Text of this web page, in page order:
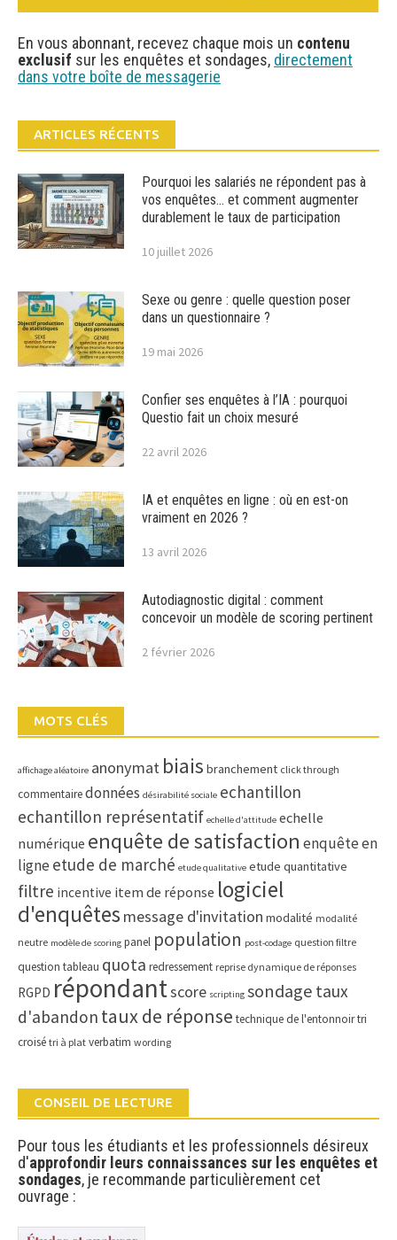
En vous abonnant, recevez chaque mois un contenu
exclusif sur les enquêtes et sondages, directement
dans votre boîte de messagerie
ARTICLES RÉCENTS
Pourquoi les salariés ne répondent pas à
vos enquêtes… et comment augmenter
durablement le taux de participation
10 juillet 2026
Sexe ou genre : quelle question poser
dans un questionnaire ?
19 mai 2026
Confier ses enquêtes à l’IA : pourquoi
Questio fait un choix mesuré
22 avril 2026
IA et enquêtes en ligne : où en est-on
vraiment en 2026 ?
13 avril 2026
Autodiagnostic digital : comment
concevoir un modèle de scoring pertinent
2 février 2026
MOTS CLÉS
affichage aléatoire anonymat biais branchement click through
commentairedonnées désirabilité sociale echantillon
echantillon représentatif echelle d'attitude echelle
numérique enquête de satisfaction enquête en
ligneetude de marché etude qualitative etude quantitative
filtre incentive item de réponse logiciel
d'enquêtes message d'invitation modalité modalité
neutre modèle de scoring panel population post-codage question filtre
question tableau quota redressement reprise dynamique de réponses
RGPD répondantscore scripting sondage taux
d'abandon taux de réponse technique de l'entonnoirtri
croisé tri à plat verbatim wording
CONSEIL DE LECTURE
Pour tous les étudiants et les professionnels désireux
d'approfondir leurs connaissances sur les enquêtes et
sondages, je recommande particulièrement cet
ouvrage :